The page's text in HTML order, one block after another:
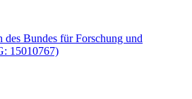
Bundes für Forschung und
15010767)